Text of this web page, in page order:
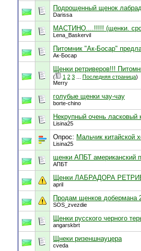
Подрощенный щенок
Darissa
МАСТИНО....!!!!! (щенки.
Lena_Baskervil
Питомник "Ак-Босар"
Ак-Босар
Щенки ретриверов!!!
( 1 2 3 Последняя страница)
Merry
голубые щенки чау-чау
borte-chino
Некрупный очень ласковый
Lisina25
Опрос: Мальчик китайской
Lisina25
щенки АПБТ американский
АПБТ
Щенки ЛАБРАДОРА
april
Продам щенков добермана
SOS_zvezdie
Щенки русского черного
angarskbrt
Щнеки ризеншнауцера
cveda